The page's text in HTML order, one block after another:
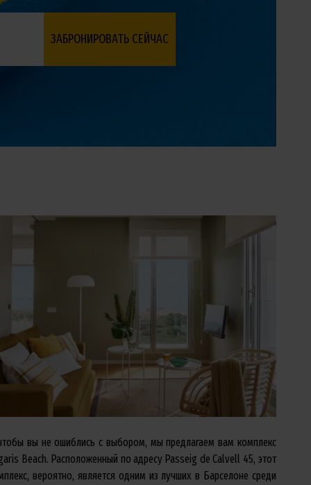
вы не ошиблись с выбором, мы предлагаем вам комплекс
Beach. Расположенный по адресу Passeig de Calvell 45, этот
вероятно, является одним из лучших в Барселоне среди